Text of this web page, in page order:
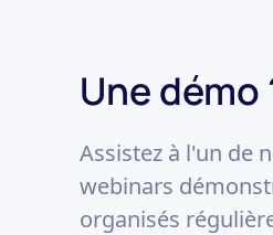
Une démo
Assistez à l'un de
webinars
organisés